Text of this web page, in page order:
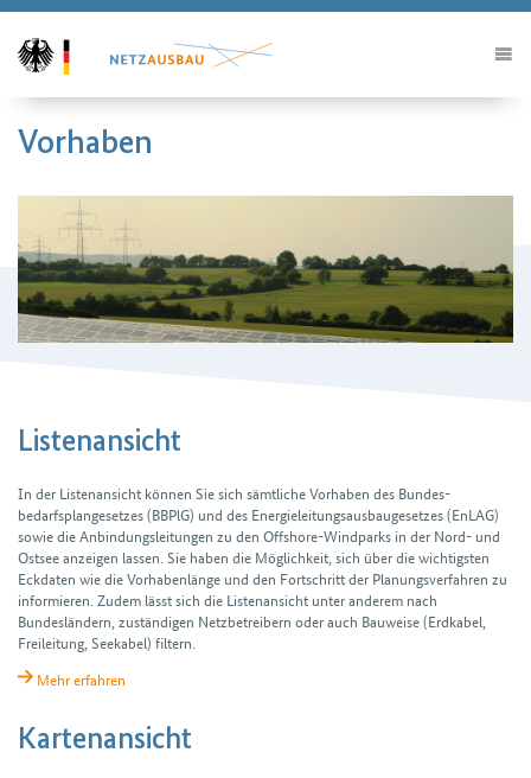
Vorhaben
Listenansicht
In der Listenansicht können Sie sich sämtliche Vorhaben des Bundes­
bedarfsplan­gesetzes (BBPlG) und des Energieleitungs­ausbau­gesetzes (EnLAG)
sowie die Anbindungs­leitungen zu den Offshore-Windparks in der Nord- und
Ostsee anzeigen lassen. Sie haben die Möglichkeit, sich über die wichtigsten
Eckdaten wie die Vorhabenlänge und den Fortschritt der Planungs­verfahren zu
informieren. Zudem lässt sich die Listenansicht unter anderem nach
Bundesländern, zuständigen Netzbetreibern oder auch Bauweise (Erdkabel,
Freileitung, Seekabel) filtern.
Mehr erfahren
Kartenansicht